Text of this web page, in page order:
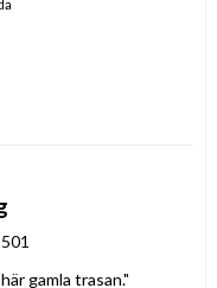
gamla trasan."